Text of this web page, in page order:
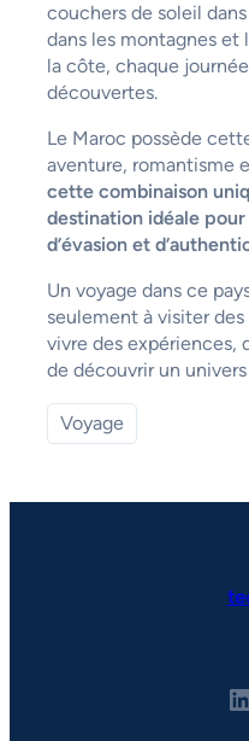
couchers de soleil
dans les montagnes
la côte, chaque
découvertes.
Le Maroc possède
aventure, romantisme
cette combinaison
destination idéale
d’évasion et
Un voyage dans ce
seulement à visiter
vivre des expériences,
de découvrir un
Voyage
LinkedIn